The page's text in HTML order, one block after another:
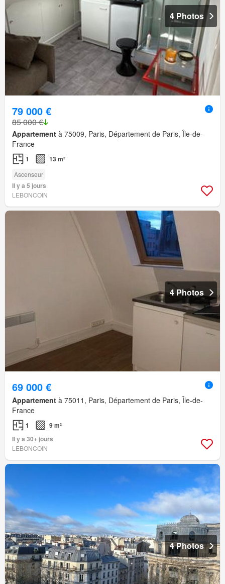
4 Photos
79 000 €
85 000 €
Appartement à 75009, Paris, Département de Paris, Île-de-
France
1 13 m²
Ascenseur
Il y a 5 jours
LEBONCOIN
4 Photos
69 000 €
Appartement à 75011, Paris, Département de Paris, Île-de-
France
1
9 m²
Il y a 30+ jours
LEBONCOIN
4 Photos